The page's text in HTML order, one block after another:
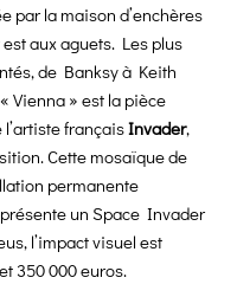
par la maison d’enchères
aux aguets. Les plus
de Banksy à Keith
Vienna » est la pièce
françaisInvader,
Cette mosaïque de
permanente
un Space Invader
l’impact visuel est
350 000 euros.